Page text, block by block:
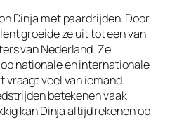
Dinja met paardrijden. Door
groeide ze uit tot een van
van Nederland. Ze
nationale en internationale
vraagt veel van iemand.
betekenen vaak
kan Dinja altijd rekenen op